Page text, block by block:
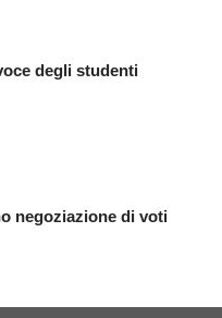
degli studenti
negoziazione di voti